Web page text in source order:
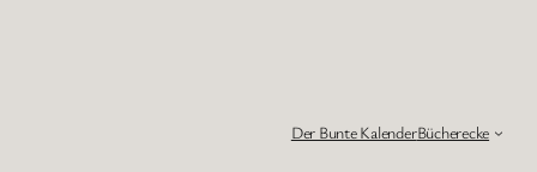
Der Bunte KalenderBücherecke